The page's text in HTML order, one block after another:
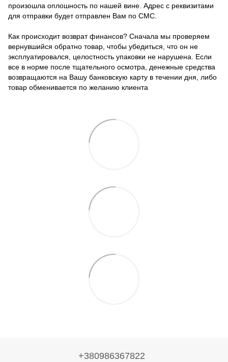
произошла оплошность по нашей вине. Адрес с реквизитами
для отправки будет отправлен Вам по СМС.
Как происходит возврат финансов? Сначала мы проверяем
вернувшийся обратно товар, чтобы убедиться, что он не
эксплуатировался, целостность упаковки не нарушена. Если
все в норме после тщательного осмотра, денежные средства
возвращаются на Вашу банковскую карту в течении дня, либо
товар обменивается по желанию клиента
+380986367822